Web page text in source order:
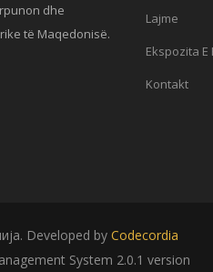
dhe
të Maqedonisë.
Lajme
Ekspozita
Kontakt
Developed by Codecordia
System 2.0.1 version